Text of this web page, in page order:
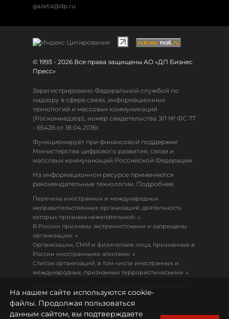
gazeta@dp.ru
© 1993 - 2026 Все права защищены АО «ДП Бизнес
Пресс»
Зарегистрировано Федеральной службой по
надзору в сфере связи, информационных
технологий и массовых коммуникаций
(Роскомнадзор), номер свидетельства ЭЛ № ФС 77
- 65426 от 18.04.2016г.
Функционирует при финансовой поддержке
Министерства цифрового развития, связи и
массовых коммуникаций Российской Федерации.
На информационном ресурсе применяются
рекомендательные технологии. Подробнее.
Перечень иностранных и международных
неправительственных организаций, деятельность
которых признана нежелательной: ↓
В России признаны экстремистскими и запрещены
организации: ↓
Организации, СМИ и физические лица, признанные в
России иностранными агентами: ↓
Список организаций, в том числе иностранных и
международных, признанных террористическими ↓
18+
Политика конфиденциальности
На нашем сайте используются cookie-
файлы. Продолжая пользоваться
данным сайтом, вы подтверждаете